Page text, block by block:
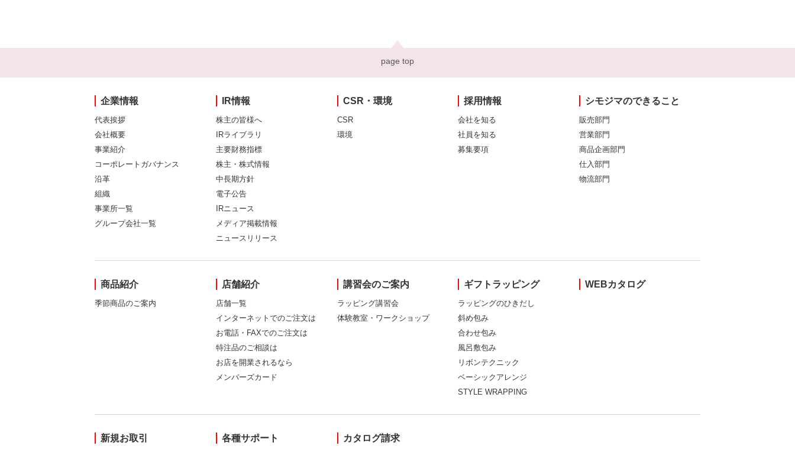
page top
企業情報
代表挨拶
会社概要
事業紹介
コーポレートガバナンス
沿革
組織
事業所一覧
グループ会社一覧
IR情報
株主の皆様へ
IRライブラリ
主要財務指標
株主・株式情報
中長期方針
電子公告
IRニュース
メディア掲載情報
ニュースリリース
CSR・環境
CSR
環境
採用情報
会社を知る
社員を知る
募集要項
シモジマのできること
販売部門
営業部門
商品企画部門
仕入部門
物流部門
商品紹介
季節商品のご案内
店舗紹介
店舗一覧
インターネットでのご注文は
お電話・FAXでのご注文は
特注品のご相談は
お店を開業されるなら
メンバーズカード
講習会のご案内
ラッピング講習会
体験教室・ワークショップ
ギフトラッピング
ラッピングのひきだし
斜め包み
合わせ包み
風呂敷包み
リボンテクニック
ベーシックアレンジ
STYLE WRAPPING
WEBカタログ
新規お取引 各種サポート カタログ請求